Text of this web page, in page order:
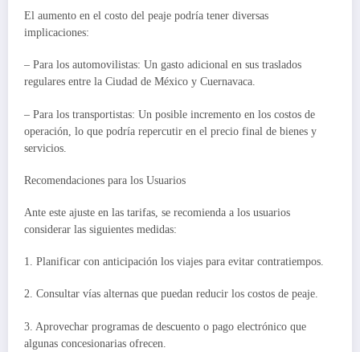
El aumento en el costo del peaje podría tener diversas
implicaciones:
– Para los automovilistas: Un gasto adicional en sus traslados
regulares entre la Ciudad de México y Cuernavaca.
– Para los transportistas: Un posible incremento en los costos de
operación, lo que podría repercutir en el precio final de bienes y
servicios.
Recomendaciones para los Usuarios
Ante este ajuste en las tarifas, se recomienda a los usuarios
considerar las siguientes medidas:
1. Planificar con anticipación los viajes para evitar contratiempos.
2. Consultar vías alternas que puedan reducir los costos de peaje.
3. Aprovechar programas de descuento o pago electrónico que
algunas concesionarias ofrecen.